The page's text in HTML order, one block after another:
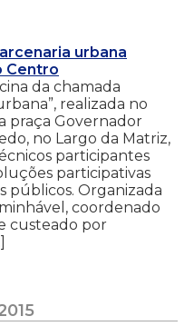
urbana
Centro
da chamada
realizada no
praça Governador
no Largo da Matriz,
participantes
participativas
públicos. Organizada
coordenado
custeado por